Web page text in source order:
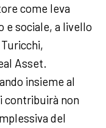
come leva
e sociale, a livello
Asset.
insieme al
contribuirà non
del